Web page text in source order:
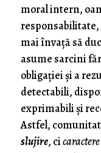
moral intern,
responsabilitate,
mai învață să
asume sarcini
obligației și a
detectabili,
exprimabili și
Astfel,
slujire, ci